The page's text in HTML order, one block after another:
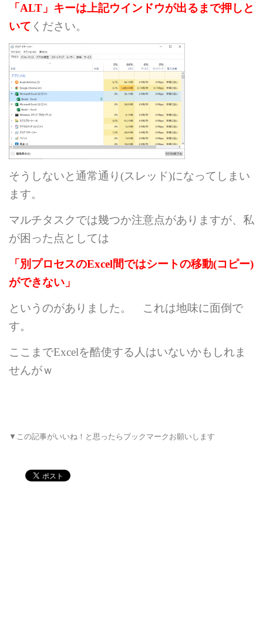
「 ALT 」キーは上記ウインドウが出るまで押しと
いて ください。
そうしないと通常通り(スレッド)になってしまい
ます。
マルチタスクでは幾つか注意点がありますが、私
が困った点としては
「別プロセスのExcel間ではシートの移動(コピー)
ができない」
というのがありました。 これは地味に面倒で
す。
ここまでExcelを酷使する人はいないかもしれま
せんがｗ
▼この記事がいいね！と思ったらブックマークお願いします